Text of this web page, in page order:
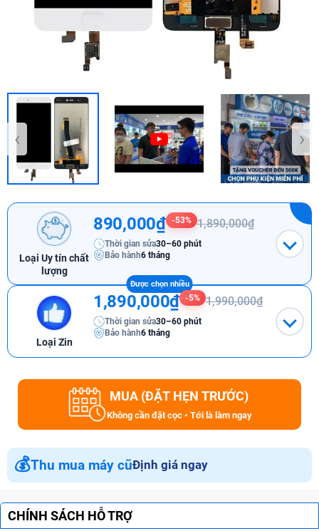
‹ ›
Loại Uy tín chất
lượng
890,000₫ -53% 1,890,000₫
Thời gian sửa30–60 phút
Bảo hành6 tháng
Loại Zin
1,890,000₫ -5% 1,990,000₫
Thời gian sửa30–60 phút
Bảo hành6 tháng
MUA (ĐẶT HẸN TRƯỚC)
Không cần đặt cọc • Tới là làm ngay
💰Thu mua máy cũĐịnh giá ngay
CHÍNH SÁCH HỖ TRỢ